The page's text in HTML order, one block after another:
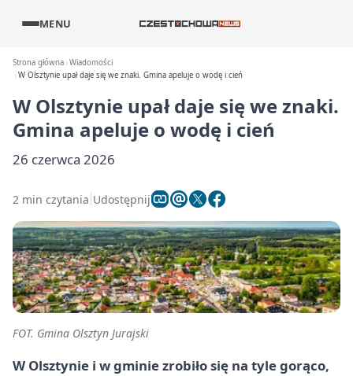
MENU
Strona główna Wiadomości
W Olsztynie upał daje się we znaki. Gmina apeluje o wodę i cień
W Olsztynie upał daje się we znaki.
Gmina apeluje o wodę i cień
26 czerwca 2026
2 min czytania Udostępnij
FOT. Gmina Olsztyn Jurajski
W Olsztynie i w gminie zrobiło się na tyle gorąco,